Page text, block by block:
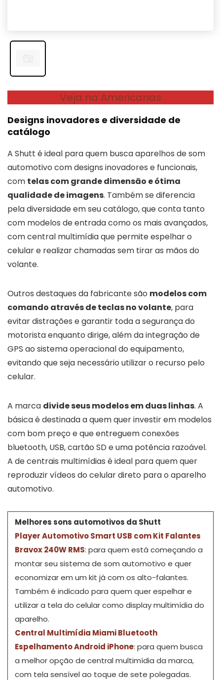
Veja na Americanas
Designs inovadores e diversidade de
catálogo
A Shutt é ideal para quem busca aparelhos de som
automotivo com designs inovadores e funcionais,
com telas com grande dimensão e ótima
qualidade de imagens. Também se diferencia
pela diversidade em seu catálogo, que conta tanto
com modelos de entrada como os mais avançados,
com central multimídia que permite espelhar o
celular e realizar chamadas sem tirar as mãos do
volante.
Outros destaques da fabricante são modelos com
comando através de teclas no volante, para
evitar distrações e garantir toda a segurança do
motorista enquanto dirige, além da integração de
GPS ao sistema operacional do equipamento,
evitando que seja necessário utilizar o recurso pelo
celular.
A marca divide seus modelos em duas linhas. A
básica é destinada a quem quer investir em modelos
com bom preço e que entreguem conexões
bluetooth, USB, cartão SD e uma potência razoável.
A de centrais multimídias é ideal para quem quer
reproduzir vídeos do celular direto para o aparelho
automotivo.
Melhores sons automotivos da Shutt
Player Automotivo Smart USB com Kit Falantes
Bravox 240W RMS: para quem está começando a
montar seu sistema de som automotivo e quer
economizar em um kit já com os alto-falantes.
Também é indicado para quem quer espelhar e
utilizar a tela do celular como display multimídia do
aparelho.
Central Multimídia Miami Bluetooth
Espelhamento Android iPhone: para quem busca
a melhor opção de central multimídia da marca,
com tela sensível ao toque de sete polegadas.